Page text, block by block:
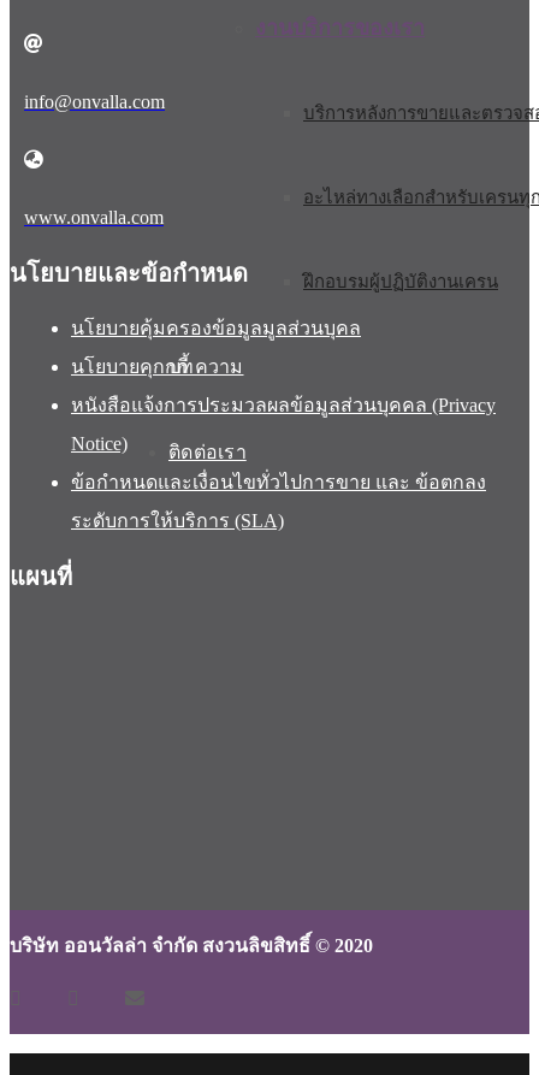
งานบริการของเรา
บริการหลังการขายและตรวจ
อะไหล่ทางเลือกสำหรับเครน
ฝึกอบรมผู้ปฏิบัติงานเครน
บทความ
ติดต่อเรา
info@onvalla.com
www.onvalla.com
นโยบายและข้อกำหนด
นโยบายคุ้มครองข้อมูลมูลส่วนบุคล
นโยบายคุกกกี้
หนังสือแจ้งการประมวลผลข้อมูลส่วนบุคคล (Privacy
Notice)
ข้อกำหนดและเงื่อนไขทั่วไปการขาย และ ข้อตกลง
ระดับการให้บริการ (SLA)
แผนที่
บริษัท ออนวัลล่า จำกัด สงวนลิขสิทธิ์ © 2020